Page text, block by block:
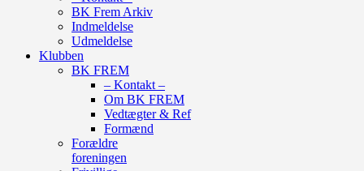
BK Frem Arkiv
Indmeldelse
Udmeldelse
Klubben
BK FREM
– Kontakt –
Om BK FREM
Vedtægter & Ref
Formænd
Forældre
foreningen